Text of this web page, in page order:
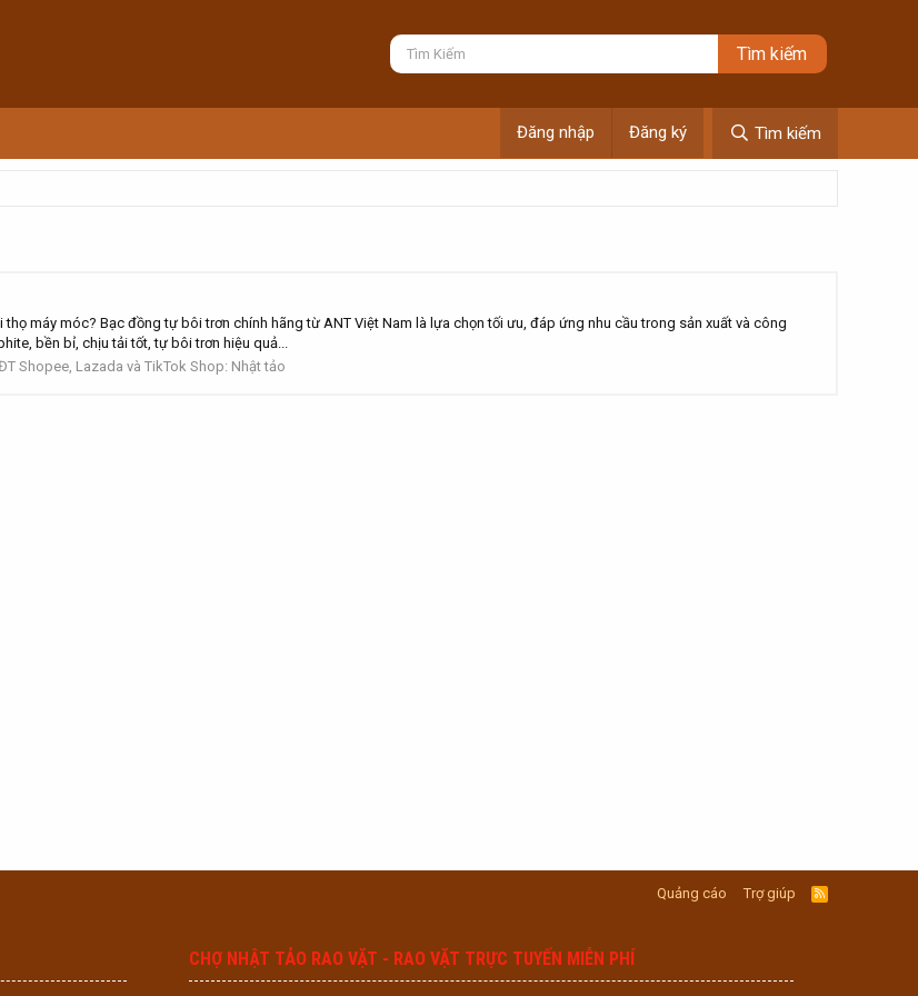
Đăng nhập Đăng ký Tìm kiếm
máy móc? Bạc đồng tự bôi trơn chính hãng từ ANT Việt Nam là lựa chọn tối ưu, đáp ứng nhu cầu trong sản xuất và công
bền bỉ, chịu tải tốt, tự bôi trơn hiệu quả...
Shopee, Lazada và TikTok Shop: Nhật tảo
Quảng cáo Trợ giúp
R
S
CHỢ NHẬT TẢO RAO VẶT - RAO VẶT TRỰC TUYẾN MIỄN PHÍ